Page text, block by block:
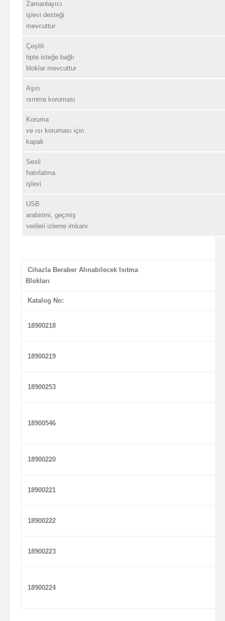
Zamanlayıcı
işlevi desteği
mevcuttur
Çeşitli
tipte isteğe bağlı
bloklar mevcuttur
Aşırı
ısınma koruması
Koruma
ve ısı koruması için
kapak
Sesli
hatırlatma
işlevi
USB
arabirimi, geçmiş
verileri izleme imkanı
Cihazla Beraber Alınabilecek Isıtma
Blokları
Katalog No:
18900218
18900219
18900253
18900546
18900220
18900221
18900222
18900223
18900224